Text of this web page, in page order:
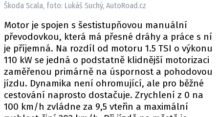
Škoda Scala, foto: Lukáš Suchý, AutoRoad.cz
Motor je spojen s šestistupňovou manuální
převodovkou, která má přesné dráhy a práce s ní
je příjemná. Na rozdíl od motoru 1.5 TSI o výkonu
110 kW se jedná o podstatně klidnější motorizaci
zaměřenou primárně na úspornost a pohodovou
jízdu. Dynamika není ohromující, ale pro běžné
cestování naprosto dostačuje. Zrychlení z 0 na
100 km/h zvládne za 9,5 vteřin a maximální